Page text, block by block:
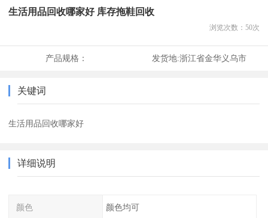
生活用品回收哪家好 库存拖鞋回收
浏览次数： 50次
产品规格： 发货地:浙江省金华义乌市
关键词
生活用品回收哪家好
详细说明
颜色 颜色均可